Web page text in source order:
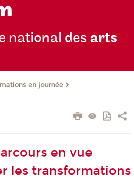
national des arts
en journée
en vue
les transformations